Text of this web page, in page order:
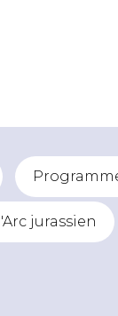
jurassien